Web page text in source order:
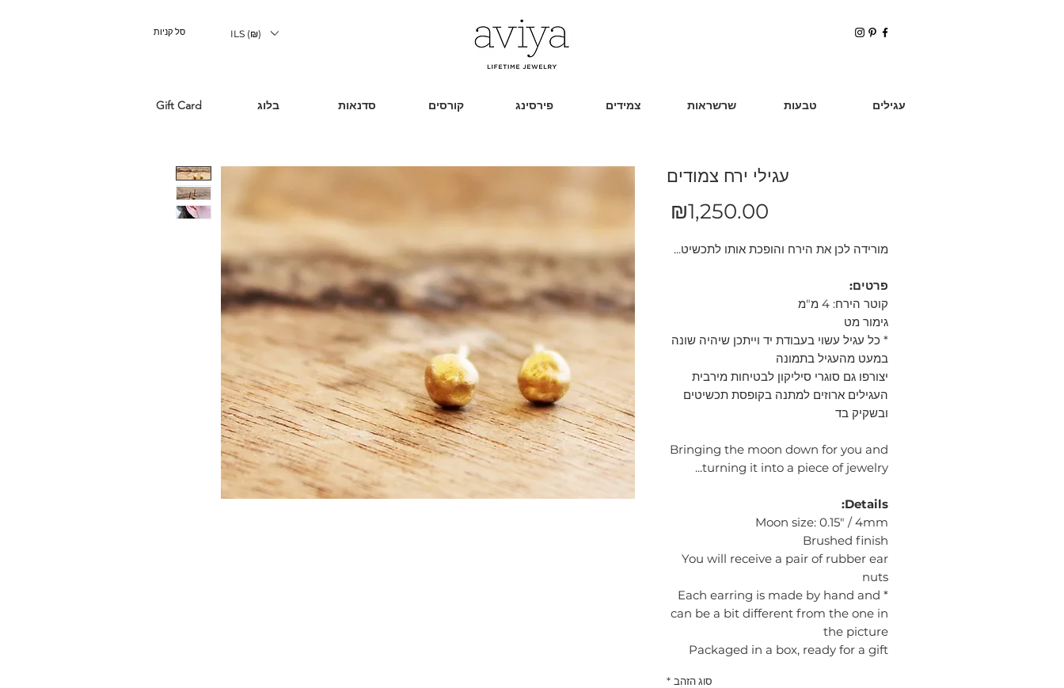
סל קניות ILS (₪)
Gift Card בלוג סדנאות קורסים פירסינג צמידים שרשראות טבעות עגילים
עגילי ירח צמודים
₪1,250.00
מורידה לכן את הירח והופכת אותו לתכשיט...
פרטים:
קוטר הירח: 4 מ"מ
גימור מט
* כל עגיל עשוי בעבודת יד וייתכן שיהיה שונה
במעט מהעגיל בתמונה
יצורפו גם סוגרי סיליקון לבטיחות מירבית
העגילים ארוזים למתנה בקופסת תכשיטים
ובשקיק בד
Bringing the moon down for you and
turning it into a piece of jewelry...
Details:
Moon size: 0.15" / 4mm
Brushed finish
You will receive a pair of rubber ear
nuts
* Each earring is made by hand and
can be a bit different from the one in
the picture
Packaged in a box, ready for a gift
סוג הזהב *